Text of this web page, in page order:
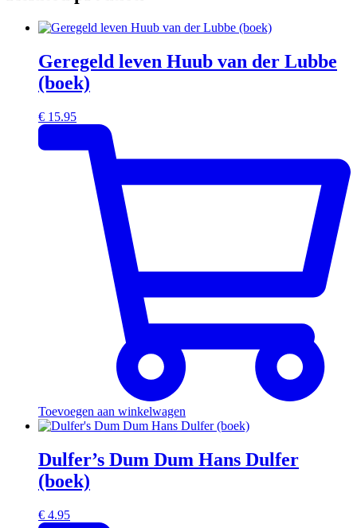
Geregeld leven Huub van der Lubbe
(boek)
€ 15.95
Toevoegen aan winkelwagen
Dulfer’s Dum Dum Hans Dulfer
(boek)
€ 4.95